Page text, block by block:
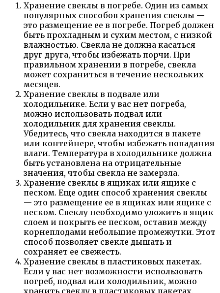
Хранение свеклы в погребе. Один из самых
популярных способов хранения свеклы —
это размещение ее в погребе. Погреб должен
быть прохладным и сухим местом, с низкой
влажностью. Свекла не должна касаться
друг друга, чтобы избежать порчи. При
правильном хранении в погребе, свекла
может сохраниться в течение нескольких
месяцев.
Хранение свеклы в подвале или
холодильнике. Если у вас нет погреба,
можно использовать подвал или
холодильник для хранения свеклы.
Убедитесь, что свекла находится в пакете
или контейнере, чтобы избежать попадания
влаги. Температура в холодильнике должна
быть установлена на отрицательные
значения, чтобы свекла не замерзла.
Хранение свеклы в ящиках или ящике с
песком. Еще один способ хранения свеклы
— это размещение ее в ящиках или ящике с
песком. Свеклу необходимо уложить в ящик
слоем и покрыть ее песком, оставив между
корнеплодами небольшие промежутки. Этот
способ позволяет свекле дышать и
сохраняет ее свежесть.
Хранение свеклы в пластиковых пакетах.
Если у вас нет возможности использовать
погреб, подвал или холодильник, можно